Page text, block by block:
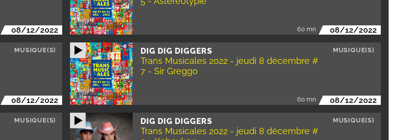
08/12/2022 60 mn 08/12/2022
MUSIQUE(S)
08/12/2022
DIG DIG DIGGERS
Trans Musicales 2022 - jeudi 8 décembre #
7 - Sir Greggo
MUSIQUE(S)
60 mn 08/12/2022
MUSIQUE(S) DIG DIG DIGGERS
Trans Musicales 2022 - jeudi 8 décembre #
MUSIQUE(S)